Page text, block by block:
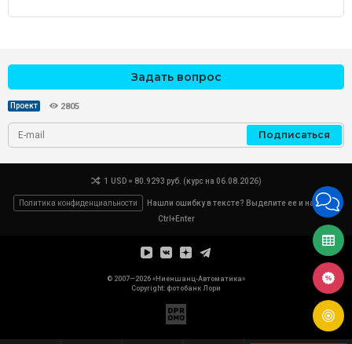
Задать вопрос
Проект 2805
Подписаться
1 USD = 80.9293 руб. (курс на 06.08.2026)
Политика конфиденциальности
Нашли ошибку в тексте? Выделите ее и нажмите
Ctrl+Enter
© 2007—2026 «Ниеншанц-Автоматика»
Copyright: фотобанк Лори